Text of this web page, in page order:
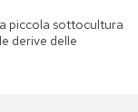
piccola sottocultura
derive delle